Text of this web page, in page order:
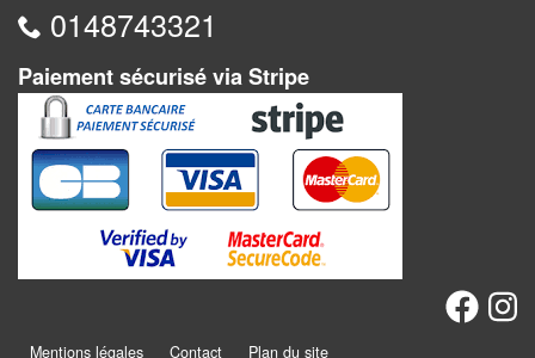
géants
Jeux
de
plein
air
0148743321
Paiement sécurisé via Stripe
Mentions légales Contact Plan du site